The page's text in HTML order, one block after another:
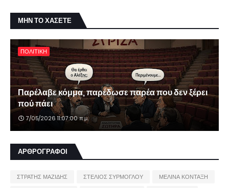
ΜΗΝ ΤΟ ΧΑΣΕΤΕ
ΠΟΛΙΤΙΚΗ
Παρέλαβε κόμμα, παρέδωσε παρέα που δεν ξέρει
πού πάει
7/05/2026 11:07:00 π.μ.
ΑΡΘΡΟΓΡΑΦΟΙ
ΣΤΡΑΤΗΣ ΜΑΖΙΔΗΣ ΣΤΕΛΙΟΣ ΣΥΡΜΟΓΛΟΥ
ΜΕΛΙΝΑ ΚΟΝΤΑΞΗ